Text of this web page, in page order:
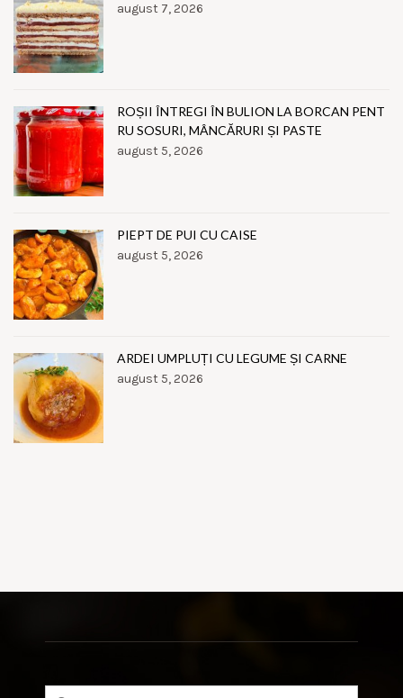
august 7, 2026
ROȘII ÎNTREGI ÎN BULION LA BORCAN PENT
RU SOSURI, MÂNCĂRURI ȘI PASTE
august 5, 2026
PIEPT DE PUI CU CAISE
august 5, 2026
ARDEI UMPLUȚI CU LEGUME ȘI CARNE
august 5, 2026
Search